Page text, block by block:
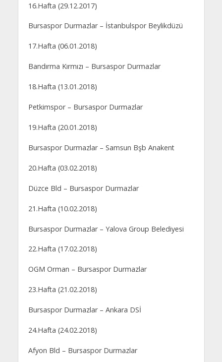
16.Hafta (29.12.2017)
Bursaspor Durmazlar – İstanbulspor Beylikdüzü
17.Hafta (06.01.2018)
Bandırma Kırmızı – Bursaspor Durmazlar
18.Hafta (13.01.2018)
Petkimspor – Bursaspor Durmazlar
19.Hafta (20.01.2018)
Bursaspor Durmazlar – Samsun Bşb Anakent
20.Hafta (03.02.2018)
Düzce Bld – Bursaspor Durmazlar
21.Hafta (10.02.2018)
Bursaspor Durmazlar – Yalova Group Belediyesi
22.Hafta (17.02.2018)
OGM Orman – Bursaspor Durmazlar
23.Hafta (21.02.2018)
Bursaspor Durmazlar – Ankara DSİ
24.Hafta (24.02.2018)
Afyon Bld – Bursaspor Durmazlar